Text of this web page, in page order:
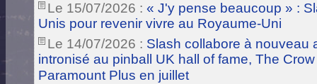
Le 15/07/2026 : « J'y pense beaucoup » :
Unis pour revenir vivre au Royaume-Uni
Le 14/07/2026 : Slash collabore à nouveau
intronisé au pinball UK hall of fame, The
Paramount Plus en juillet